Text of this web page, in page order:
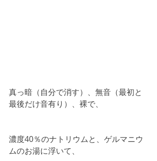
真っ暗（自分で消す）、無音（最初と
最後だけ音有り）、裸で、
濃度40％のナトリウムと、ゲルマニウ
ムのお湯に浮いて、